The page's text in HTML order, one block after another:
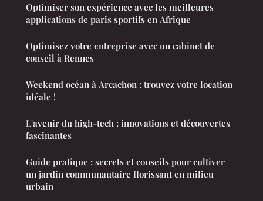
Optimiser son expérience avec les meilleures
applications de paris sportifs en Afrique
Optimisez votre entreprise avec un cabinet de
conseil à Rennes
Weekend océan à Arcachon : trouvez votre location
idéale !
L'avenir du high-tech : innovations et découvertes
fascinantes
Guide pratique : secrets et conseils pour cultiver
un jardin communautaire florissant en milieu
urbain